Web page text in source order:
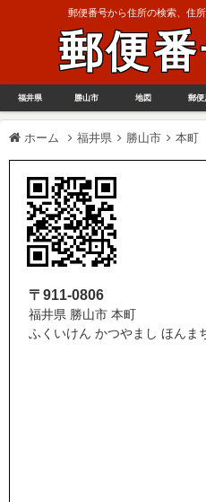
郵便番号から住所の検索、住
郵便
福井県 勝山市 地図 郵便
ホーム 福井県 勝山市 本町
〒911-0806
福井県 勝山市 本町
ふくいけん かつやまし ほんま